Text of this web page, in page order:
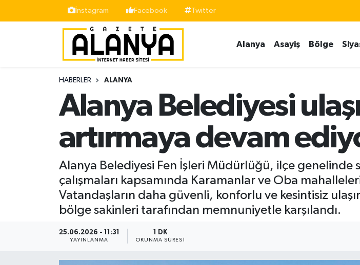
İnstagram Facebook Twitter
Alanya Asayiş Bölge
HABERLER ALANYA
Alanya Belediyesi
artırmaya devam
Alanya Belediyesi Fen İşleri Müdürlüğü, ilçe genelinde
çalışmaları kapsamında Karamanlar ve Oba
Vatandaşların daha güvenli, konforlu ve kesintisiz
bölge sakinleri tarafından memnuniyetle karşılandı.
25.06.2026 - 11:31
YAYINLANMA
1 DK
OKUNMA SÜRESI
Siyaset
Ekonomi
İstanbul Nöbetçi Eczaneler
İstanbul Hava Durumu
Süper Lig Puan Durumu ve Fikstür
Tüm Manşetler
Son Dakika Haberleri
Haber Arşivi